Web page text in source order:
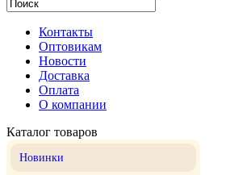
Контакты
Оптовикам
Новости
Доставка
Оплата
О компании
Каталог товаров
Новинки